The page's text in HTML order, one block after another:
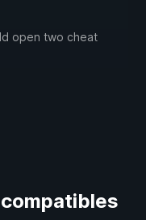
open two cheat